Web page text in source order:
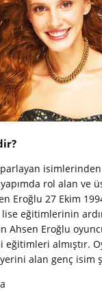
parlayan
rol alan ve
Eroğlu 27 Ekim
eğitimlerinin
Ahsen Eroğlu
eğitimleri almıştır.
alan genç isim